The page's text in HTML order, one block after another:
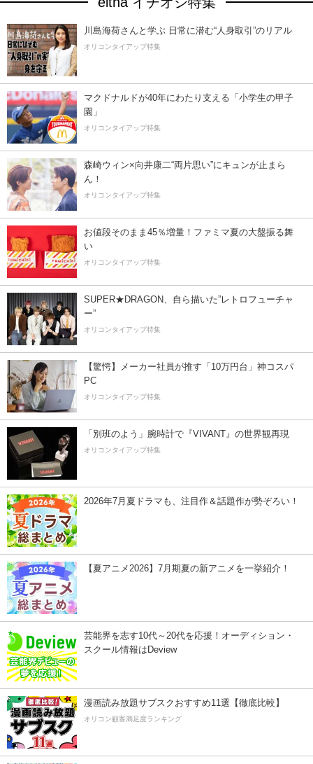
川島海荷さんと学ぶ 日常に潜む“人身取引”のリアル
オリコンタイアップ特集
マクドナルドが40年にわたり支える「小学生の甲子
園」
オリコンタイアップ特集
森崎ウィン×向井康二“両片思い”にキュンが止まら
ん！
オリコンタイアップ特集
お値段そのまま45％増量！ファミマ夏の大盤振る舞
い
オリコンタイアップ特集
SUPER★DRAGON、自ら描いた”レトロフューチャ
ー”
オリコンタイアップ特集
【驚愕】メーカー社員が推す「10万円台」神コスパ
PC
オリコンタイアップ特集
「別班のよう」腕時計で『VIVANT』の世界観再現
オリコンタイアップ特集
2026年7月夏ドラマも、注目作＆話題作が勢ぞろい！
【夏アニメ2026】7月期夏の新アニメを一挙紹介！
芸能界を志す10代～20代を応援！オーディション・
スクール情報はDeview
漫画読み放題サブスクおすすめ11選【徹底比較】
オリコン顧客満足度ランキング